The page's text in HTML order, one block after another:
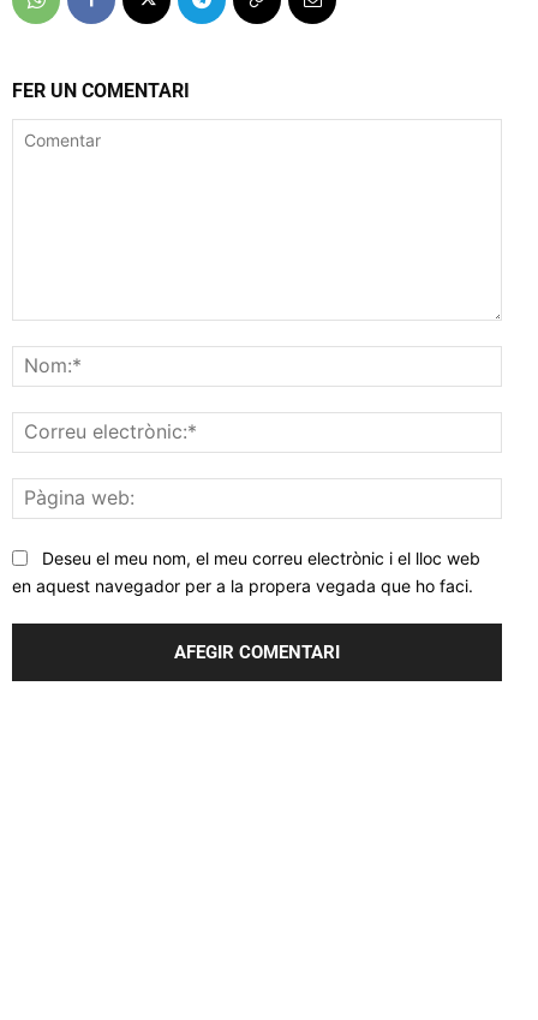
FER UN COMENTARI
web:
Deseu el meu nom, el meu correu electrònic i el lloc web
en aquest navegador per a la propera vegada que ho faci.